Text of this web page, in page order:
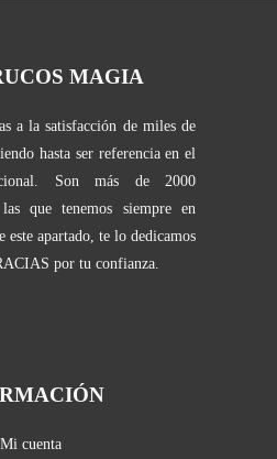
MAGIA
a la satisfacción de miles de
hasta ser referencia en el
Son más de 2000
que tenemos siempre en
este apartado, te lo dedicamos
por tu confianza.
Mi cuenta